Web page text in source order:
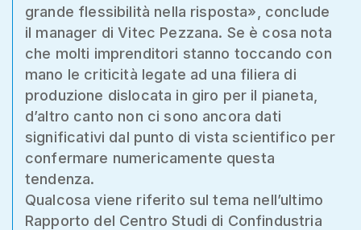
grande flessibilità nella risposta», conclude
il manager di Vitec Pezzana. Se è cosa nota
che molti imprenditori stanno toccando con
mano le criticità legate ad una filiera di
produzione dislocata in giro per il pianeta,
d’altro canto non ci sono ancora dati
significativi dal punto di vista scientifico per
confermare numericamente questa
tendenza.
Qualcosa viene riferito sul tema nell’ultimo
Rapporto del Centro Studi di Confindustria